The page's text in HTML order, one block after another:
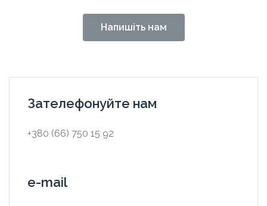
Напишіть нам
Зателефонуйте нам
+380 (66) 750 15 92
e-mail